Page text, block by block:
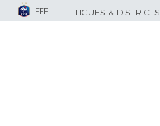
FFF LIGUES & DISTRICTS